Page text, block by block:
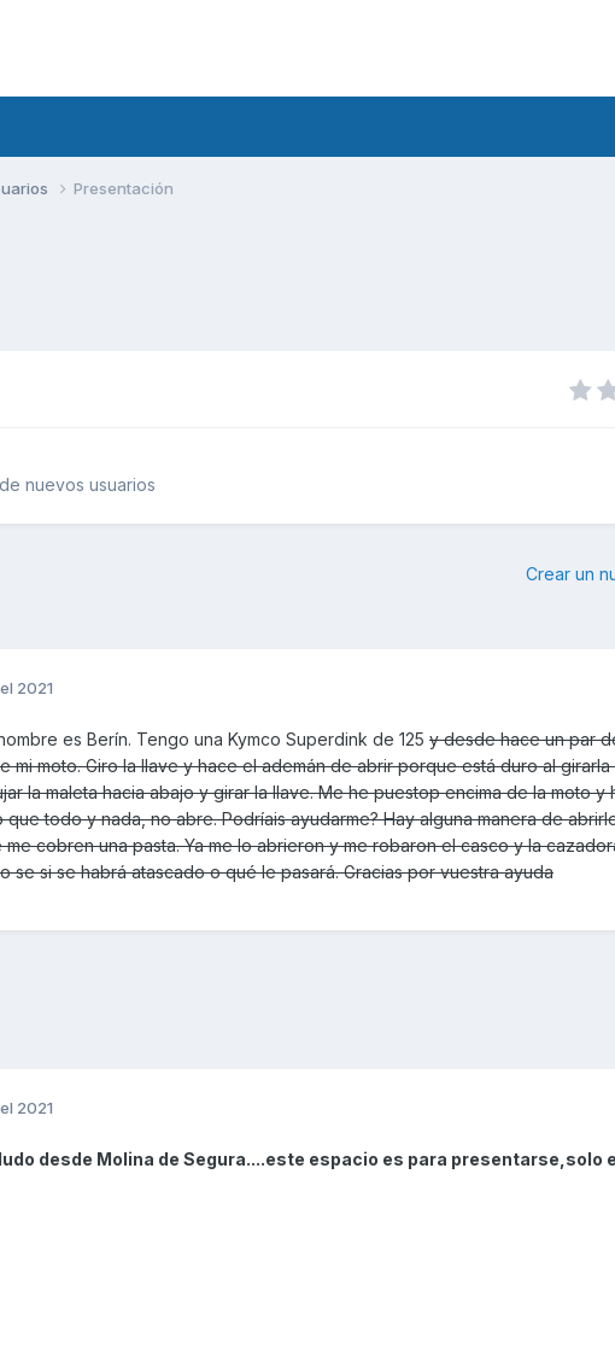
Presentación
nuevos usuarios
Crear un
2021
es Berín. Tengo una Kymco Superdink de 125 y desde hace un par
mi moto. Giro la llave y hace el ademán de abrir porque está duro al
la maleta hacia abajo y girar la llave. Me he puestop encima de la moto y
todo y nada, no abre. Podríais ayudarme? Hay alguna manera de
cobren una pasta. Ya me lo abrieron y me robaron el casco y la
se si se habrá atascado o qué le pasará. Gracias por vuestra ayuda
2021
desde Molina de Segura....este espacio es para presentarse,solo